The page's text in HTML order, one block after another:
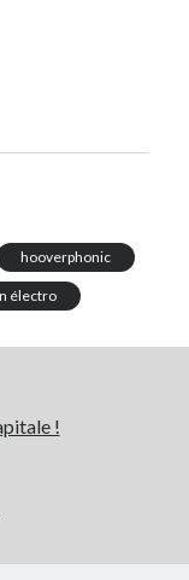
hooverphonic
électro
!